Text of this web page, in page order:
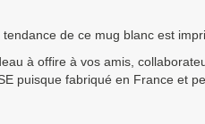
de ce mug blanc est
à offire à vos amis,
puisque fabriqué en France et